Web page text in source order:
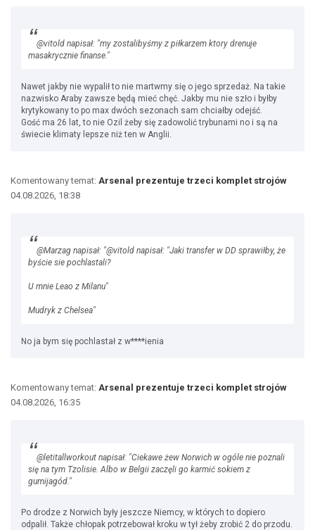
@vitold napisał: "my zostalibyśmy z piłkarzem ktory drenuje
masakrycznie finanse."
Nawet jakby nie wypalił to nie martwmy się o jego sprzedaż. Na takie
nazwisko Araby zawsze będą mieć chęć. Jakby mu nie szło i byłby
krytykowany to po max dwóch sezonach sam chciałby odejść.
Gość ma 26 lat, to nie Ozil żeby się zadowolić trybunami no i są na
świecie klimaty lepsze niż ten w Anglii.
Komentowany temat: Arsenal prezentuje trzeci komplet strojów
04.08.2026, 18:38
@Marzag napisał: "@vitold napisał: "Jaki transfer w DD sprawiłby, że
byście sie pochlastali?
U mnie Leao z Milanu"
Mudryk z Chelsea"
No ja bym się pochlastał z w****ienia
Komentowany temat: Arsenal prezentuje trzeci komplet strojów
04.08.2026, 16:35
@letitallworkout napisał: "Ciekawe żew Norwich w ogóle nie poznali
się na tym Tzolisie. Albo w Belgii zaczęli go karmić sokiem z
gumijagód."
Po drodze z Norwich były jeszcze Niemcy, w których to dopiero
odpalił. Także chłopak potrzebował kroku w tył żeby zrobić 2 do przodu.